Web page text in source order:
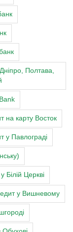
Полтава,
на карту Восток
у Павлограді
Білій Церкві
у Вишневому